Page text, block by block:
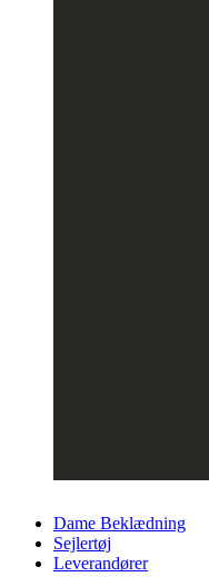
Dame Beklædning
Sejlertøj
Leverandører